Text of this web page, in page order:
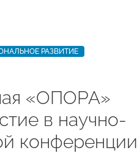
РАЗВИТИЕ
«ОПОРА»
в научно-
конференции